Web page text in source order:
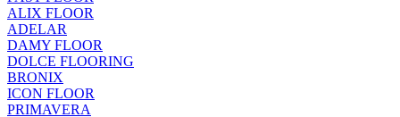
ALIX FLOOR
ADELAR
DAMY FLOOR
DOLCE FLOORING
BRONIX
ICON FLOOR
PRIMAVERA